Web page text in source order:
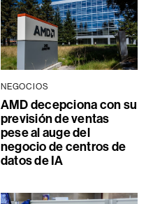
NEGOCIOS
AMD decepciona con su
previsión de ventas
pese al auge del
negocio de centros de
datos de IA